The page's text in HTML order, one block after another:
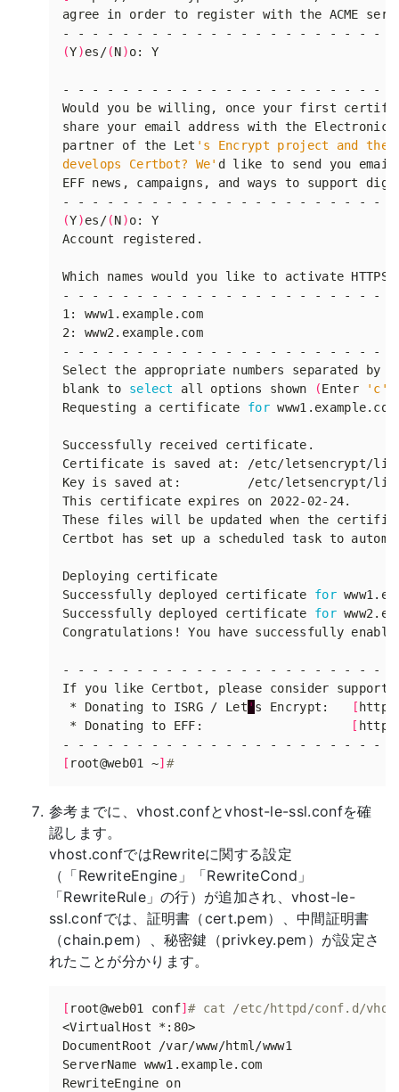
(Y)es/(N)
partner of the Let
develops Certbot? We'
(Y)es/(N)
Which names would you like to activate HTTPS
blank to select all options shown (Enter 'c'
Requesting a certificate for
Certificate is saved at: /etc/letsencrypt/
Key is saved at:         /etc/letsencrypt/
Certbot has set
Successfully deployed certificate for
Successfully deployed certificate for
Congratulations! You have successfully
* Donating to ISRG / Let ' s Encrypt: [
* Donating to EFF:
[
[ root@web01 ~] #
参考までに、vhost.confとvhost-le-ssl.confを確
認します。
vhost.confではRewriteに関する設定
（「RewriteEngine」「RewriteCond」
「RewriteRule」の行）が追加され、vhost-le-
ssl.confでは、証明書（cert.pem）、中間証明書
（chain.pem）、秘密鍵（privkey.pem）が設定さ
れたことが分かります。
[ root@web01 conf]# cat /etc/httpd/conf.d/
DocumentRoot /var/www/html/www1